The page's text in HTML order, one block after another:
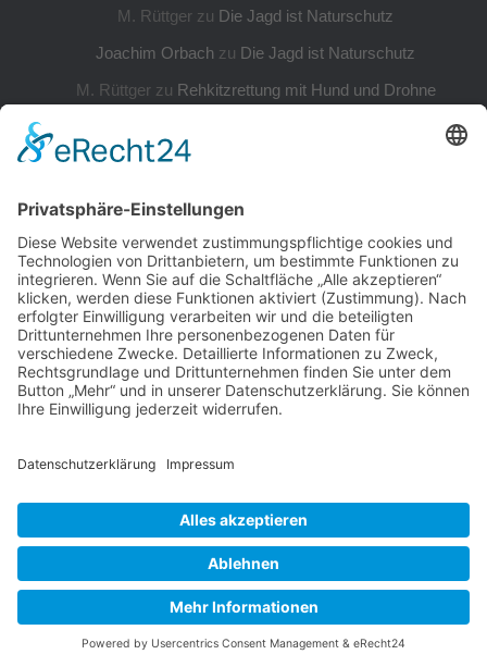
M. Rüttger zu Die Jagd ist Naturschutz
Joachim Orbach zu Die Jagd ist Naturschutz
M. Rüttgerzu Rehkitzrettung mit Hund und Drohne
Yvonne BelinzuRehkitzrettung mit Hund und Drohne
Informationen
Impressum
Datenschutzerklärung
© - 2022 byRüttger Mediendesign